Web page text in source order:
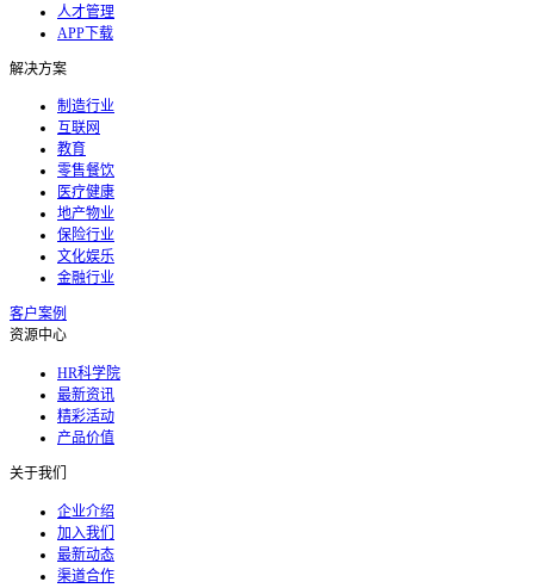
人才管理
APP下载
解决方案
制造行业
互联网
教育
零售餐饮
医疗健康
地产物业
保险行业
文化娱乐
金融行业
客户案例
资源中心
HR科学院
最新资讯
精彩活动
产品价值
关于我们
企业介绍
加入我们
最新动态
渠道合作